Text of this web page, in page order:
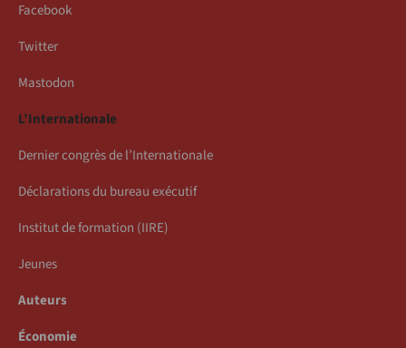
Facebook
Twitter
Mastodon
L’Internationale
Dernier congrès de l’Internationale
Déclarations du bureau exécutif
Institut de formation (IIRE)
Jeunes
Auteurs
Économie